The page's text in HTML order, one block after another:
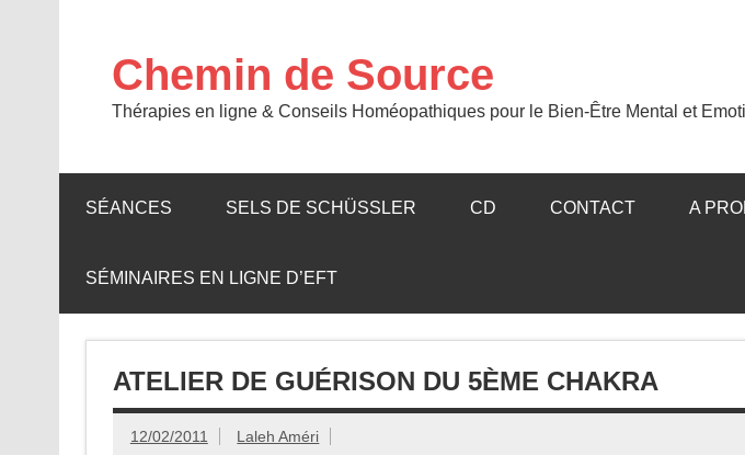
Chemin de Source
Thérapies en ligne & Conseils Homéopathiques pour le Bien-Être Mental et
SÉANCES SELS DE SCHÜSSLER CD CONTACT A
SÉMINAIRES EN LIGNE D’EFT
ATELIER DE GUÉRISON DU 5ÈME CHAKRA
12/02/2011 Laleh Améri